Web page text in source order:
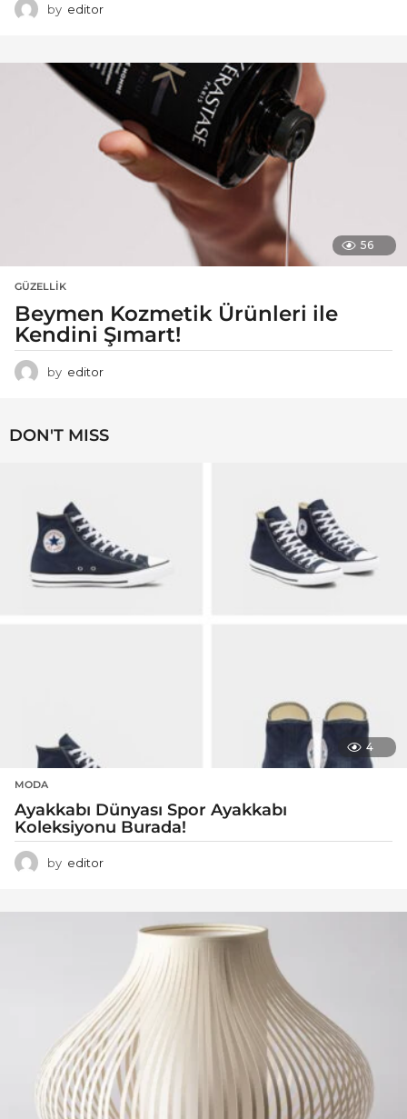
by editor
56
GÜZELLIK
Beymen Kozmetik Ürünleri ile
Kendini Şımart!
by editor
DON'T MISS
4
MODA
Ayakkabı Dünyası Spor Ayakkabı
Koleksiyonu Burada!
by editor